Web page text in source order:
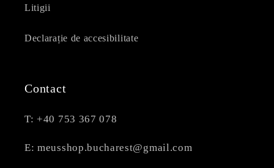
Litigii
Declarație de accesibilitate
Contact
T: +40 753 367 078
E: meusshop.bucharest@gmail.com